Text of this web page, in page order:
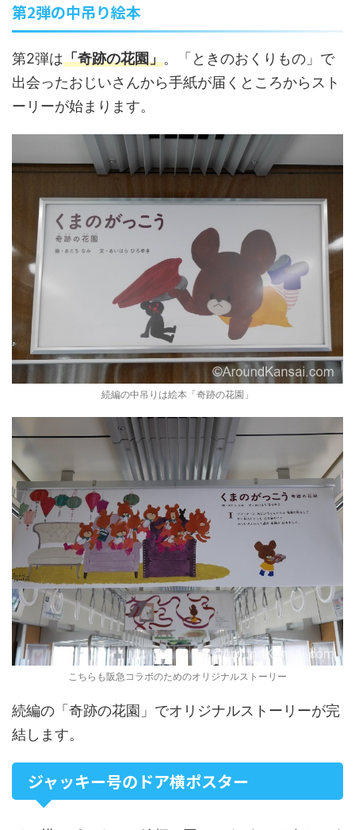
第2弾の中吊り絵本
第2弾は「奇跡の花園」。「ときのおくりもの」で
出会ったおじいさんから手紙が届くところからスト
ーリーが始まります。
続編の中吊りは絵本「奇跡の花園」
こちらも阪急コラボのためのオリジナルストーリー
続編の「奇跡の花園」でオリジナルストーリーが完
結します。
ジャッキー号のドア横ポスター